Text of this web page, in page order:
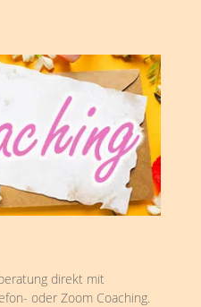
direkt mit
oder Zoom Coaching.